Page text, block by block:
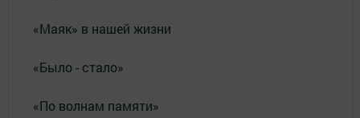
«Маяк» в нашей жизни
«Было - стало»
«По волнам памяти»